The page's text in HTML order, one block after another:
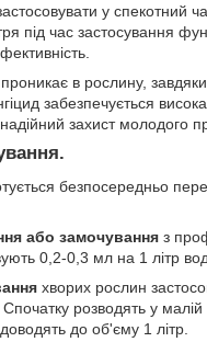
у спекотний
під час застосування
в рослину,
забезпечується висока
захист молодого
безпосередньо
або замочування з
0,2-0,3 мл на 1 літр
хворих рослин
розводять у малій
до об'єму 1 літр.